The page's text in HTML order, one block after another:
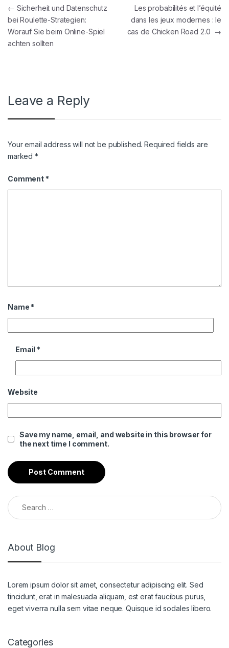
Post navigation
← Sicherheit und Datenschutz
bei Roulette-Strategien:
Worauf Sie beim Online-Spiel
achten sollten
Les probabilités et l’équité
dans les jeux modernes : le
cas de Chicken Road 2.0 →
Leave a Reply
Your email address will not be published. Required fields are
marked*
Comment *
Name *
Email *
Website
Save my name, email, and website in this browser for
the next time I comment.
Search for:
About Blog
Lorem ipsum dolor sit amet, consectetur adipiscing elit. Sed
tincidunt, erat in malesuada aliquam, est erat faucibus purus,
eget viverra nulla sem vitae neque. Quisque id sodales libero.
Categories